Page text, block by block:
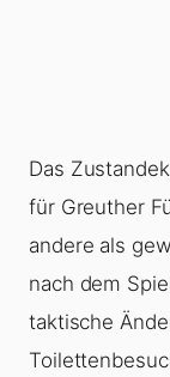
Das
für Greuther
andere als
nach dem
taktische